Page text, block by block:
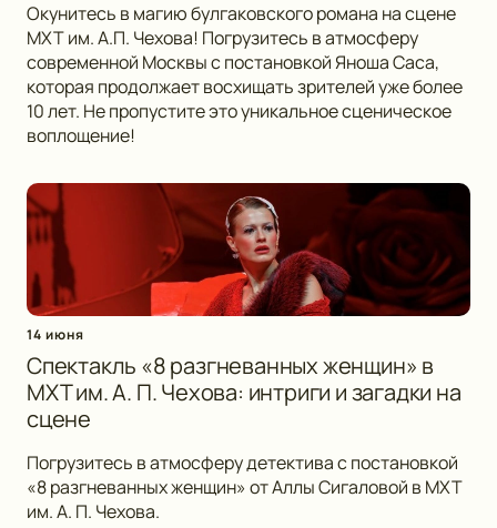
Окунитесь в магию булгаковского романа на сцене
МХТ им. А.П. Чехова! Погрузитесь в атмосферу
современной Москвы с постановкой Яноша Саса,
которая продолжает восхищать зрителей уже более
10 лет. Не пропустите это уникальное сценическое
воплощение!
14 июня
Спектакль «8 разгневанных женщин» в
МХТ им. А. П. Чехова: интриги и загадки на
сцене
Погрузитесь в атмосферу детектива с постановкой
«8 разгневанных женщин» от Аллы Сигаловой в МХТ
им. А. П. Чехова.